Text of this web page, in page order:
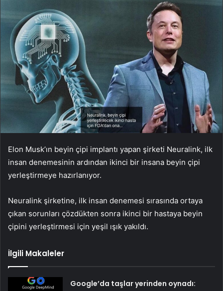
Elon Musk’ın beyin çipi implantı yapan şirketi Neuralink, ilk
insan denemesinin ardından ikinci bir insana beyin çipi
yerleştirmeye hazırlanıyor.
Neuralink şirketine, ilk insan denemesi sırasında ortaya
çıkan sorunları çözdükten sonra ikinci bir hastaya beyin
çipini yerleştirmesi için yeşil ışık yakıldı.
İlgili Makaleler
Google’da taşlar yerinden oynadı: